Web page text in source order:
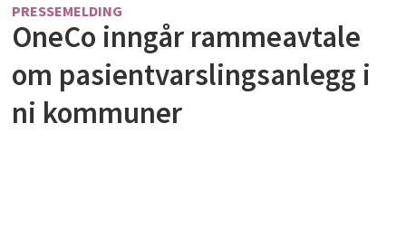
PRESSEMELDING
OneCo inngår rammeavtale
om pasientvarslingsanlegg i
ni kommuner